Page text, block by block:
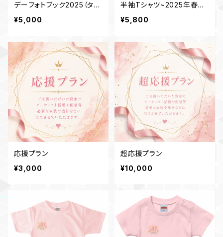
デーフォトブック2025（タイ
プH）
¥5,000
半袖Tシャツ~2025年春デ
ザイン~ピンク
¥5,800
応援プラン
¥3,000
超応援プラン
¥10,000